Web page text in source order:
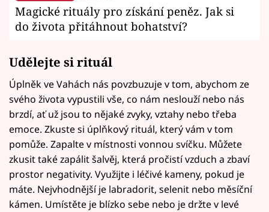
Magické rituály pro získání peněz. Jak si
do života přitáhnout bohatství?
Udělejte si rituál
Úplněk ve Vahách nás povzbuzuje v tom, abychom ze
svého života vypustili vše, co nám neslouží nebo nás
brzdí, ať už jsou to nějaké zvyky, vztahy nebo třeba
emoce. Zkuste si úplňkový rituál, který vám v tom
pomůže. Zapalte v místnosti vonnou svíčku. Můžete
zkusit také zapálit šalvěj, která pročistí vzduch a zbaví
prostor negativity. Využijte i léčivé kameny, pokud je
máte. Nejvhodnější je labradorit, selenit nebo měsíční
kámen. Umístěte je blízko sebe nebo je držte v levé